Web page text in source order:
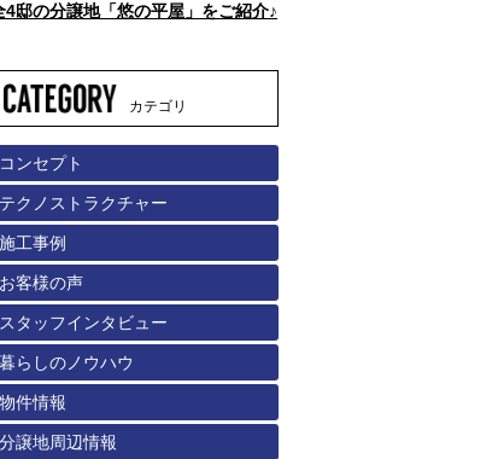
4邸の分譲地「悠の平屋」をご紹介♪
カテゴリ
コンセプト
テクノストラクチャー
施工事例
お客様の声
スタッフインタビュー
暮らしのノウハウ
物件情報
分譲地周辺情報